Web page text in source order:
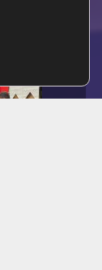
ÇEREZ ŞERIDINI